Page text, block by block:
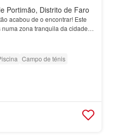
Portimão, Distrito de Faro
acabou de o encontrar! Este
zona tranquila da cidade
Campo de ténis